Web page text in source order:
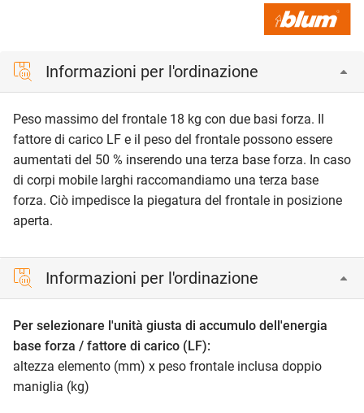
Informazioni per l'ordinazione
Peso massimo del frontale 18 kg con due basi forza. Il
fattore di carico LF e il peso del frontale possono essere
aumentati del 50 % inserendo una terza base forza. In caso
di corpi mobile larghi raccomandiamo una terza base
forza. Ciò impedisce la piegatura del frontale in posizione
aperta.
Informazioni per l'ordinazione
Per selezionare l'unità giusta di accumulo dell'energia
base forza / fattore di carico (LF):
altezza elemento (mm) x peso frontale inclusa doppio
maniglia (kg)